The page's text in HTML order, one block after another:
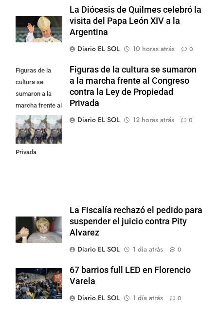
La Diócesis de Quilmes celebró la
visita del Papa León XIV a la
Argentina
Diario EL SOL
10 horas atrás 0
Figuras de la
cultura se
sumaron a la
marcha frente al
Congreso contra
la Ley de
Propiedad
Privada
Figuras de la cultura se sumaron
a la marcha frente al Congreso
contra la Ley de Propiedad
Privada
Diario EL SOL
12 horas atrás 0
La Fiscalía rechazó el pedido para
suspender el juicio contra Pity
Alvarez
Diario EL SOL
1 día atrás 0
67 barrios full LED en Florencio
Varela
Diario EL SOL
1 día atrás 0